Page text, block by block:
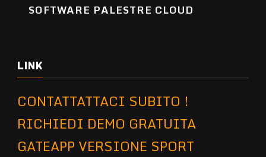
SOFTWARE PALESTRE CLOUD
LINK
CONTATTATTACI SUBITO !
RICHIEDI DEMO GRATUITA
GATEAPP VERSIONE SPORT